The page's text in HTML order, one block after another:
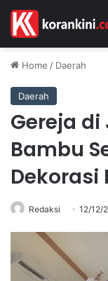
Home / Daerah
Daerah
Gereja
Bambu
Dekorasi
Redaksi 12/12/